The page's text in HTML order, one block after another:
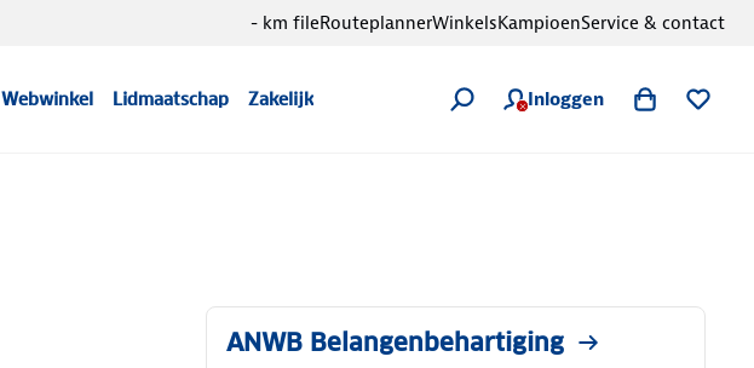
Webwinkel Lidmaatschap Zakelijk Inloggen
- km fileRouteplannerWinkelsKampioenService & contact
ANWB Belangenbehartiging